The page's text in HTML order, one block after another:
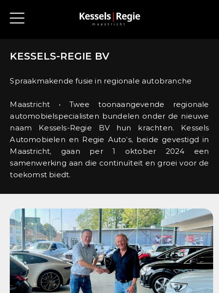
KESSELS-REGIE BV
Spraakmakende fusie in regionale autobranche
Maastricht • Twee toonaangevende regionale
automobielspecialisten bundelen onder de nieuwe
naam Kessels-Regie BV hun krachten. Kessels
Automobielen en Regie Auto’s, beide gevestigd in
Maastricht, gaan per 1 oktober 2024 een
samenwerking aan die continuïteit en groei voor de
toekomst biedt.